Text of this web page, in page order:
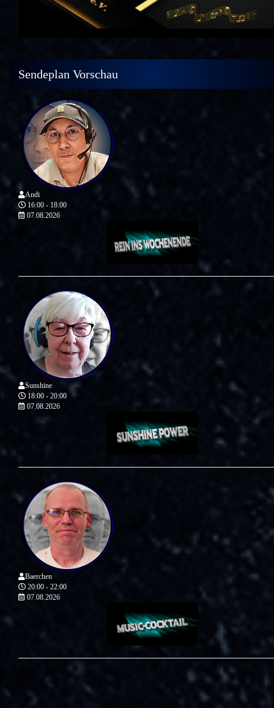
Sendeplan Vorschau
Andi
16:00 - 18:00
07.08.2026
Sunshine
18:00 - 20:00
07.08.2026
Baerchen
20:00 - 22:00
07.08.2026